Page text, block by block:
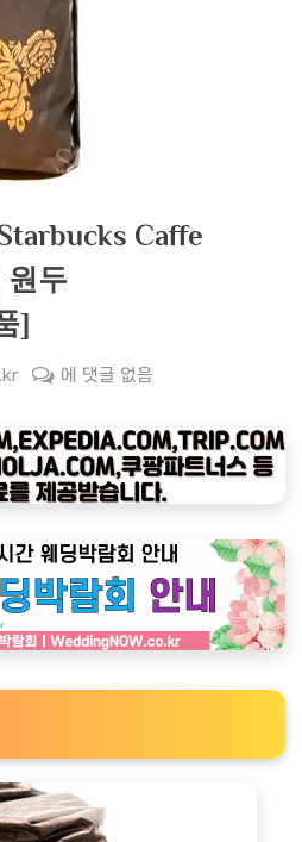
Caffe
원두
]
[커
타
임
나
ㅣ
인
상
풍
부
에 댓글 없음